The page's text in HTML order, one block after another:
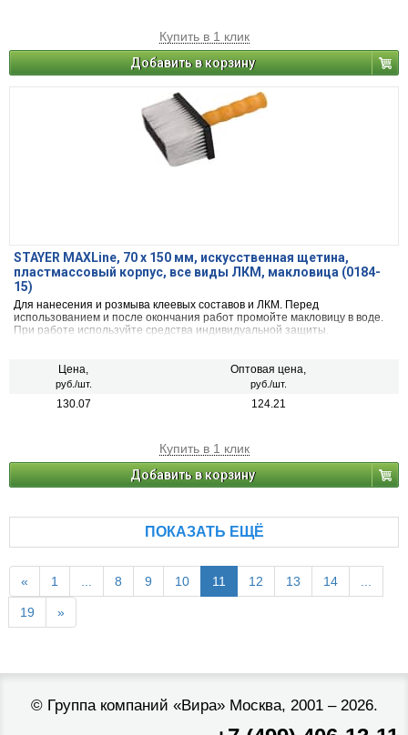
Купить в 1 клик
Добавить в корзину
STAYER MAXLine, 70 х 150 мм, искусственная щетина,
пластмассовый корпус, все виды ЛКМ, макловица (0184-
15)
Для нанесения и розмыва клеевых составов и ЛКМ. Перед
использованием и после окончания работ промойте макловицу в воде.
При работе используйте средства индивидуальной защиты.
Цена,
руб./шт.
Оптовая цена,
руб./шт.
130.07 124.21
Купить в 1 клик
Добавить в корзину
ПОКАЗАТЬ ЕЩЁ
« 1 ... 8 9 10 11 12 13 14 ...
19 »
© Группа компаний «Вира»Москва, 2001 – 2026.